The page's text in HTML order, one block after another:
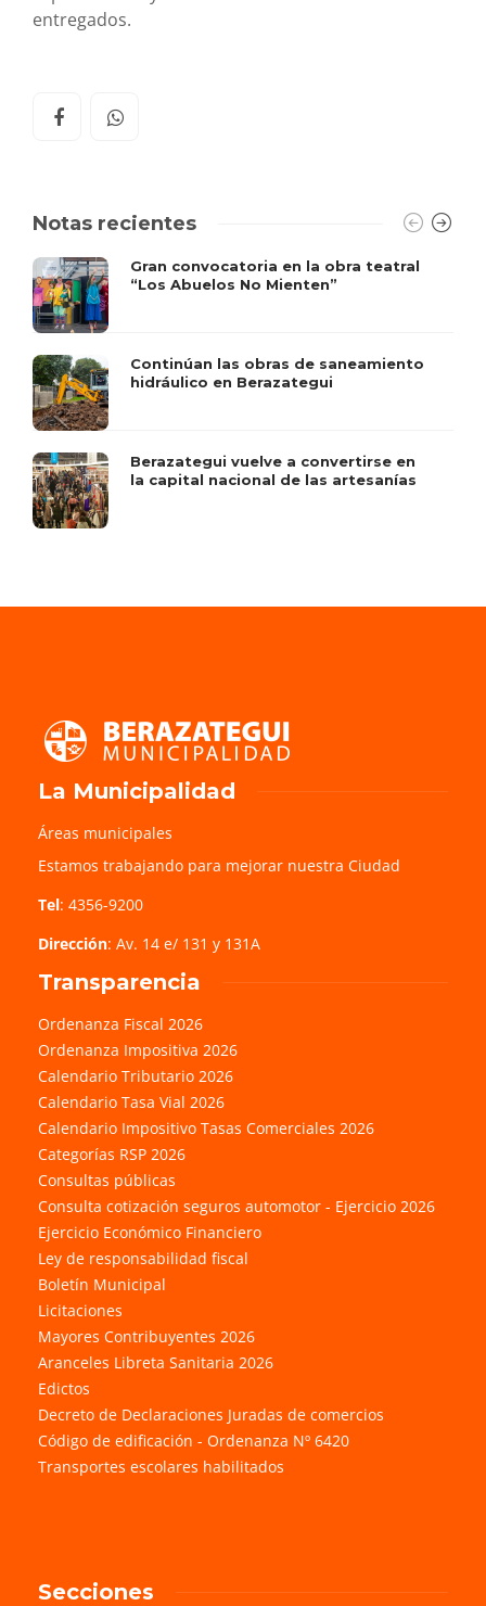
entregados.
Notas recientes
Gran convocatoria en la obra teatral
“Los Abuelos No Mienten”
Continúan las obras de saneamiento
hidráulico en Berazategui
Berazategui vuelve a convertirse en
la capital nacional de las artesanías
La Municipalidad
Áreas municipales
Estamos trabajando para mejorar nuestra Ciudad
Tel: 4356-9200
Dirección: Av. 14 e/ 131 y 131A
Transparencia
Ordenanza Fiscal 2026
Ordenanza Impositiva 2026
Calendario Tributario 2026
Calendario Tasa Vial 2026
Calendario Impositivo Tasas Comerciales 2026
Categorías RSP 2026
Consultas públicas
Consulta cotización seguros automotor - Ejercicio 2026
Ejercicio Económico Financiero
Ley de responsabilidad fiscal
Boletín Municipal
Licitaciones
Mayores Contribuyentes 2026
Aranceles Libreta Sanitaria 2026
Edictos
Decreto de Declaraciones Juradas de comercios
Código de edificación - Ordenanza Nº 6420
Transportes escolares habilitados
Secciones